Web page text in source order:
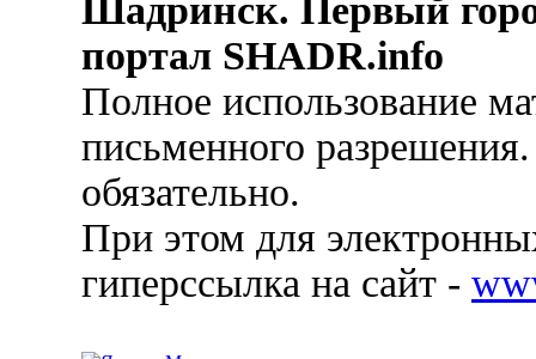
Шадринск. Первый
портал SHADR.info
Полное использование
письменного
обязательно.
При этом для
гиперссылка на сайт -